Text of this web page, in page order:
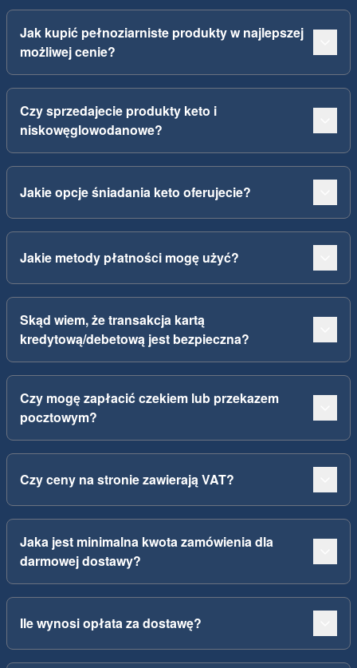
Jak kupić pełnoziarniste produkty w najlepszej
możliwej cenie?
Czy sprzedajecie produkty keto i
niskowęglowodanowe?
Jakie opcje śniadania keto oferujecie?
Jakie metody płatności mogę użyć?
Skąd wiem, że transakcja kartą
kredytową/debetową jest bezpieczna?
Czy mogę zapłacić czekiem lub przekazem
pocztowym?
Czy ceny na stronie zawierają VAT?
Jaka jest minimalna kwota zamówienia dla
darmowej dostawy?
Ile wynosi opłata za dostawę?